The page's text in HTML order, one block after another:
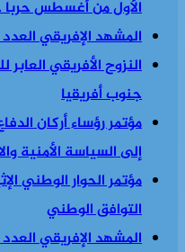
الأول من أغسطس حربا
المشهد الإفريقي العدد 218
جنوب أفريقيا
إلى السياسة الأمنية
مؤتمر الحوار الوطني
التوافق الوطني
المشهد الإفريقي العدد 217